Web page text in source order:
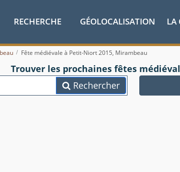
RECHERCHE GÉOLOCALISATION LA
Fête médiévale à Petit-Niort 2015, Mirambeau
Trouver les prochaines fêtes
Rechercher